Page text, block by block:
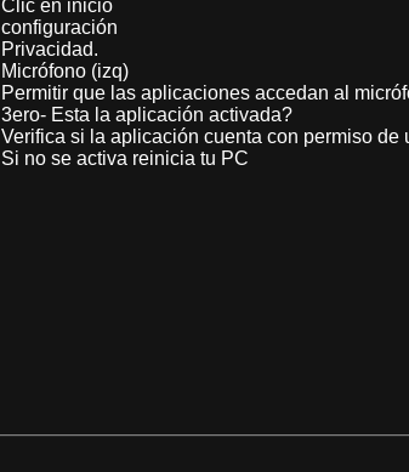
Clic en inicio
configuración
Privacidad.
Micrófono (izq)
Permitir que las aplicaciones accedan al
3ero- Esta la aplicación activada?
Verifica si la aplicación cuenta con permiso de
Si no se activa reinicia tu PC